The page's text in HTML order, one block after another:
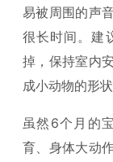
易被周围的声
很长时间。建
掉，保持室内
成小动物的形
虽然6个月的
育、身体大动